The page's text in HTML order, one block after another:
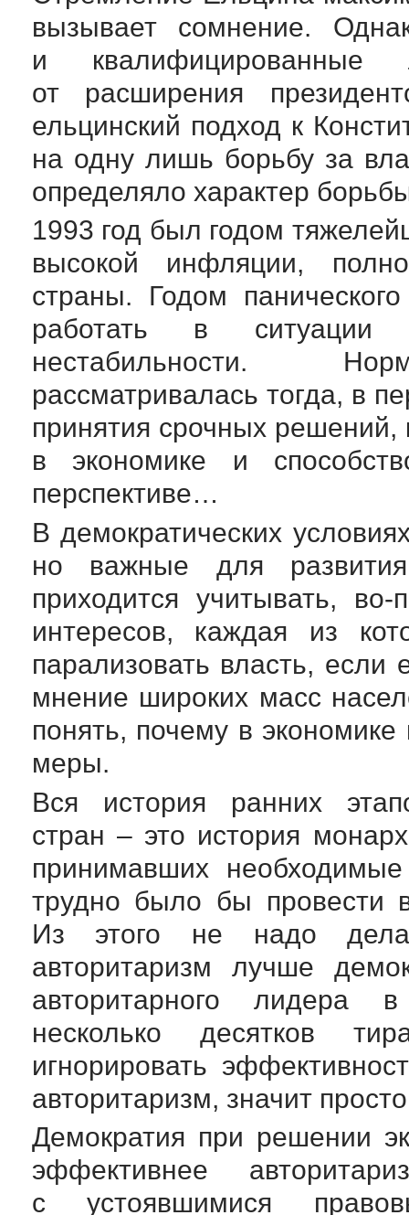
вызывает сомнение.
и
от расширения
ельцинский подход к
на одну лишь борьбу за
определяло характер
1993 год был годом
высокой инфляции,
страны. Годом
работать в ситуации
нестабильности.
рассматривалась тогда, в
принятия срочных решений,
в экономике и
перспективе…
В демократических
но важные для
приходится учитывать,
интересов, каждая из
парализовать власть, если
мнение широких масс
понять, почему в
меры.
Вся история ранних
стран – это история
принимавших
трудно было бы провести
Из этого не надо
авторитаризм лучше
авторитарного лидера
несколько десятков
игнорировать
авторитаризм, значит
Демократия при решении
эффективнее
с устоявшимися